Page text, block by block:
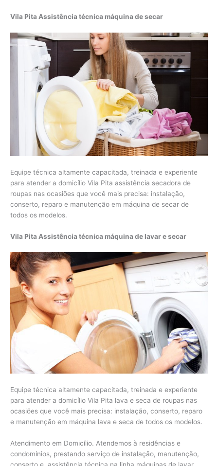
Vila Pita Assistência técnica máquina de secar
Equipe técnica altamente capacitada, treinada e experiente
para atender a domicílio Vila Pita assistência secadora de
roupas nas ocasiões que você mais precisa: instalação,
conserto, reparo e manutenção em máquina de secar de
todos os modelos.
Vila Pita Assistência técnica máquina de lavar e secar
Equipe técnica altamente capacitada, treinada e experiente
para atender a domicílio Vila Pita lava e seca de roupas nas
ocasiões que você mais precisa: instalação, conserto, reparo
e manutenção em máquina lava e seca de todos os modelos.
Atendimento em Domicílio. Atendemos à residências e
condomínios, prestando serviço de instalação, manutenção,